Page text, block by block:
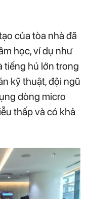
của tòa nhà đã
học, ví dụ như
tiếng hú lớn trong
kỹ thuật, đội ngũ
dòng micro
thấp và có khả